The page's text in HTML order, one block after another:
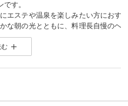
す。
エステや温泉を楽しみたい方におす
な朝の光とともに、料理長自慢のヘ
まで、一日の始まりにふさわしい内
約が必要となりますので、前日まで
もございます。予めご了承ください
わしい円熟されたレストラン。
ながらのお食事はドラマティックな
む